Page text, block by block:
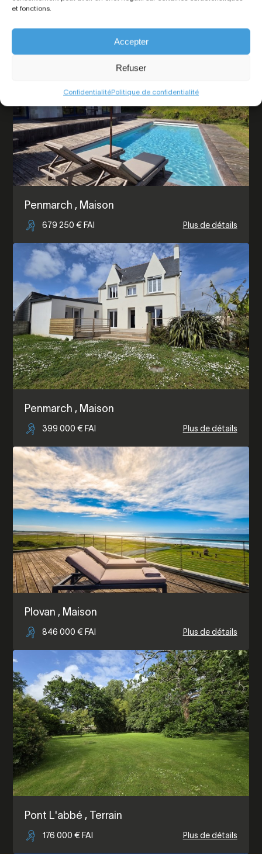
et fonctions.
Accepter
Refuser
ConfidentialitéPolitique de confidentialité
Penmarch , Maison
679 250 € FAI Plus de détails
Penmarch , Maison
399 000 € FAI Plus de détails
Plovan , Maison
846 000 € FAI Plus de détails
Pont L'abbé , Terrain
176 000 € FAI Plus de détails